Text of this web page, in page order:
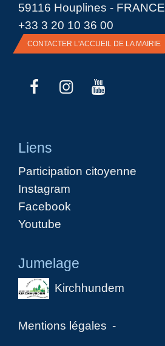
59116 Houplines - FRANCE
+33 3 20 10 36 00
CONTACTER L'ACCUEIL DE LA MAIRIE
Liens
Participation citoyenne
Instagram
Facebook
Youtube
Jumelage
Kirchhundem
Mentions légales -